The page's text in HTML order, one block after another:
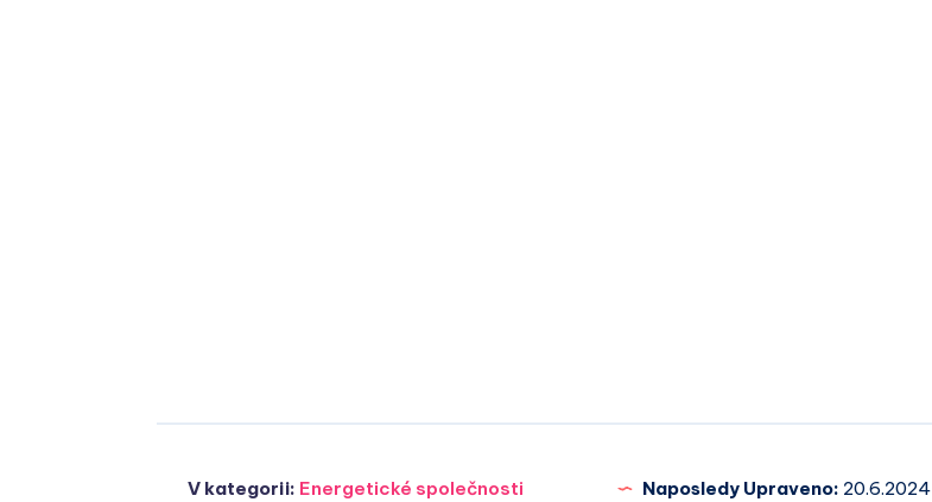
V kategorii: Energetické společnosti Naposledy Upraveno: 20.6.2024